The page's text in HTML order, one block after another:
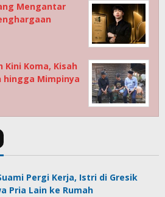
Mengantar
Kini Koma, Kisah
hingga Mimpinya
Pergi Kerja, Istri di Gresik
Pria Lain ke Rumah